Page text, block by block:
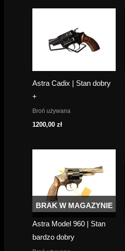
Astra Cadix | Stan dobry
+
Broń używana
1200,00zł
BRAK W MAGAZYNIE
Astra Model 960 | Stan
bardzo dobry